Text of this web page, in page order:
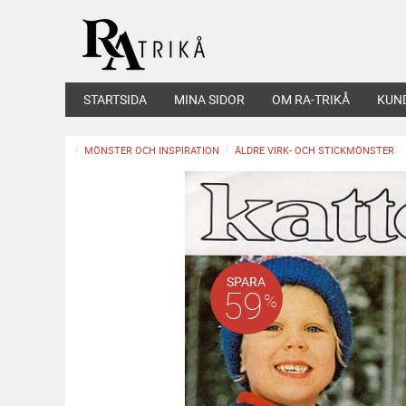
STARTSIDA MINA SIDOR OM RA-TRIKÅ
MÖNSTER OCH INSPIRATION ÄLDRE VIRK- OCH STICKMÖNSTER
SPARA
59%